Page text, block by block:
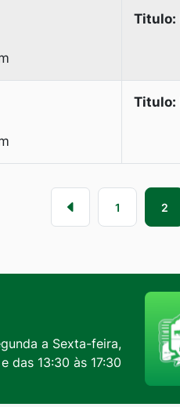
Titulo:
Titulo:
1 2
a Sexta-feira,
das 13:30 às 17:30